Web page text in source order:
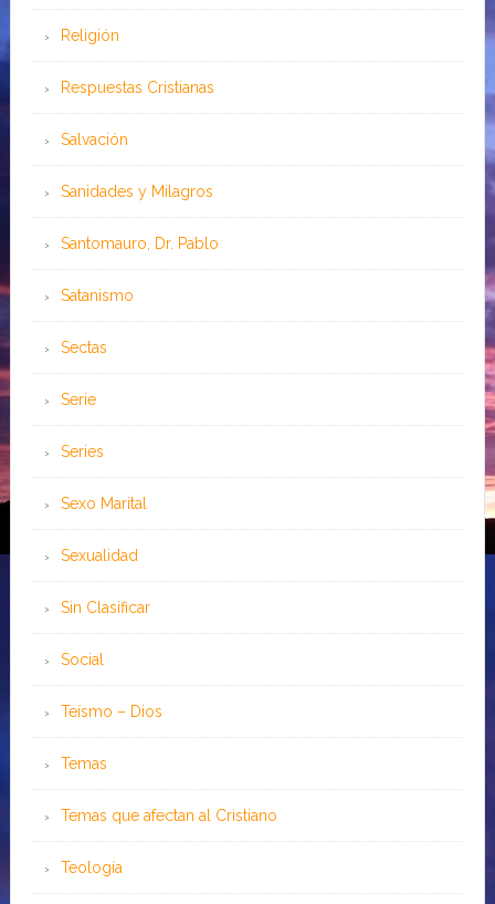
Religión
Respuestas Cristianas
Salvación
Sanidades y Milagros
Santomauro, Dr. Pablo
Satanismo
Sectas
Serie
Series
Sexo Marital
Sexualidad
Sin Clasificar
Social
Teísmo – Dios
Temas
Temas que afectan al Cristiano
Teología